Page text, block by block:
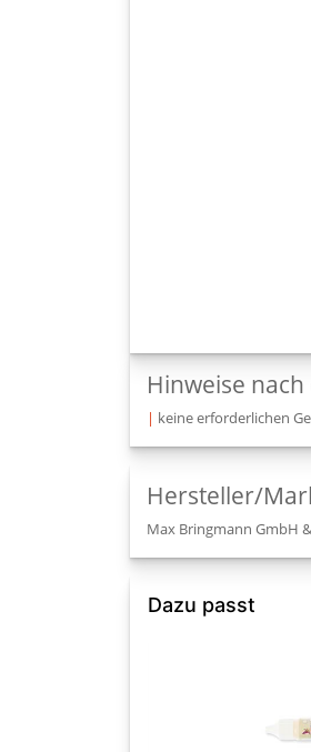
Hinweise
| keine erforderlichen
Hersteller/
Max Bringmann GmbH
Dazu passt